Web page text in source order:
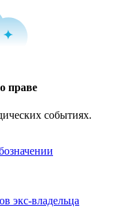
праве
событиях.
экс-владельца